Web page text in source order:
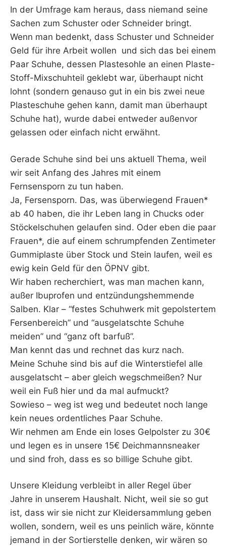
In der Umfrage kam heraus, dass niemand seine
Sachen zum Schuster oder Schneider bringt.
Wenn man bedenkt, dass Schuster und Schneider
Geld für ihre Arbeit wollen und sich das bei einem
Paar Schuhe, dessen Plastesohle an einen Plaste-
Stoff-Mixschuhteil geklebt war, überhaupt nicht
lohnt (sondern genauso gut in ein bis zwei neue
Plasteschuhe gehen kann, damit man überhaupt
Schuhe hat), wurde dabei entweder außenvor
gelassen oder einfach nicht erwähnt.
Gerade Schuhe sind bei uns aktuell Thema, weil
wir seit Anfang des Jahres mit einem
Fernsensporn zu tun haben.
Ja, Fersensporn. Das, was überwiegend Frauen*
ab 40 haben, die ihr Leben lang in Chucks oder
Stöckelschuhen gelaufen sind. Oder eben die paar
Frauen*, die auf einem schrumpfenden Zentimeter
Gummiplaste über Stock und Stein laufen, weil es
ewig kein Geld für den ÖPNV gibt.
Wir haben recherchiert, was man machen kann,
außer Ibuprofen und entzündungshemmende
Salben. Klar – “festes Schuhwerk mit gepolstertem
Fersenbereich” und “ausgelatschte Schuhe
meiden” und “ganz oft barfuß”.
Man kennt das und rechnet das kurz nach.
Meine Schuhe sind bis auf die Winterstiefel alle
ausgelatscht – aber gleich wegschmeißen? Nur
weil ein Fuß hier und da mal aufmuckt?
Sowieso – weg ist weg und bedeutet noch lange
kein neues ordentliches Paar Schuhe.
Wir nehmen am Ende ein loses Gelpolster zu 30€
und legen es in unsere 15€ Deichmannsneaker
und sind froh, dass es so billige Schuhe gibt.
Unsere Kleidung verbleibt in aller Regel über
Jahre in unserem Haushalt. Nicht, weil sie so gut
ist, dass wir sie nicht zur Kleidersammlung geben
wollen, sondern, weil es uns peinlich wäre, könnte
jemand in der Sortierstelle denken, wir wären so